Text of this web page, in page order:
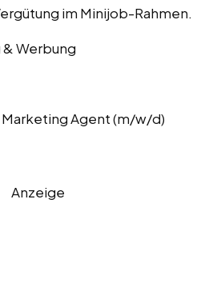
im Minijob-Rahmen.
Werbung
Agent (m/w/d)
Anzeige